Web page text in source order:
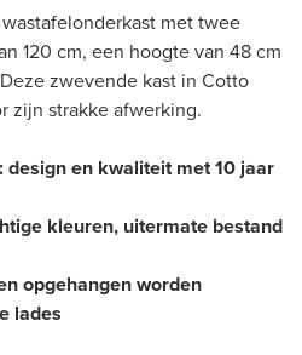
met twee
120 cm, een hoogte van 48 cm
zwevende kast in Cotto
zijn strakke afwerking.
design en kwaliteit met 10 jaar
kleuren, uitermate bestand
opgehangen worden
lades